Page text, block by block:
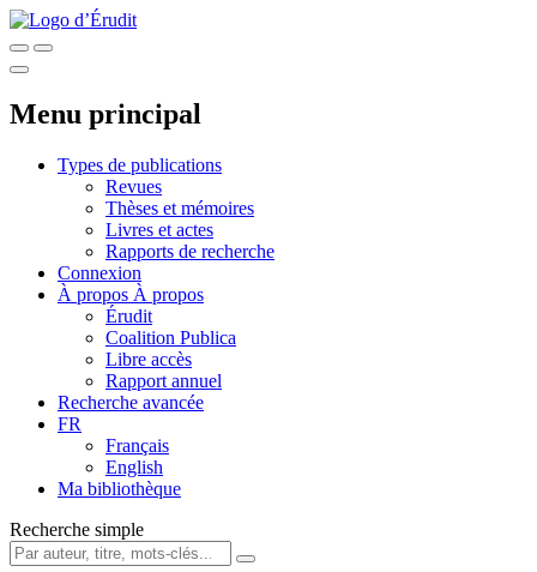
Menu principal
Types de publications
Revues
Thèses et mémoires
Livres et actes
Rapports de recherche
Connexion
À propos À propos
Érudit
Coalition Publica
Libre accès
Rapport annuel
Recherche avancée
FR
Français
English
Ma bibliothèque
Recherche simple